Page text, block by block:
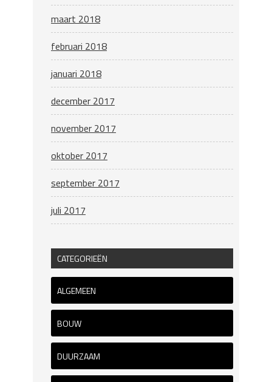
maart 2018
februari 2018
januari 2018
december 2017
november 2017
oktober 2017
september 2017
juli 2017
CATEGORIEËN
ALGEMEEN
BOUW
DUURZAAM